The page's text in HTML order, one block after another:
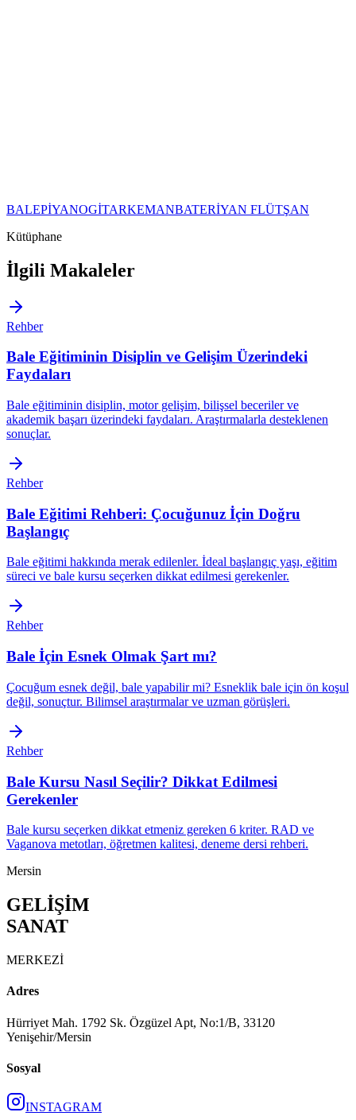
BALEPİYANOGİTARKEMANBATERİYAN FLÜTŞAN
Kütüphane
İlgili Makaleler
Rehber
Bale Eğitiminin Disiplin ve Gelişim Üzerindeki
Faydaları
Bale eğitiminin disiplin, motor gelişim, bilişsel beceriler ve
akademik başarı üzerindeki faydaları. Araştırmalarla desteklenen
sonuçlar.
Rehber
Bale Eğitimi Rehberi: Çocuğunuz İçin Doğru
Başlangıç
Bale eğitimi hakkında merak edilenler. İdeal başlangıç yaşı, eğitim
süreci ve bale kursu seçerken dikkat edilmesi gerekenler.
Rehber
Bale İçin Esnek Olmak Şart mı?
Çocuğum esnek değil, bale yapabilir mi? Esneklik bale için ön koşul
değil, sonuçtur. Bilimsel araştırmalar ve uzman görüşleri.
Rehber
Bale Kursu Nasıl Seçilir? Dikkat Edilmesi
Gerekenler
Bale kursu seçerken dikkat etmeniz gereken 6 kriter. RAD ve
Vaganova metotları, öğretmen kalitesi, deneme dersi rehberi.
Mersin
GELİŞİM
SANAT
MERKEZİ
Adres
Hürriyet Mah. 1792 Sk. Özgüzel Apt, No:1/B, 33120
Yenişehir/Mersin
Sosyal
INSTAGRAM